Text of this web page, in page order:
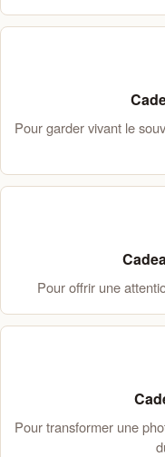
Pour garder vivant le
Pour offrir une
Pour transformer une